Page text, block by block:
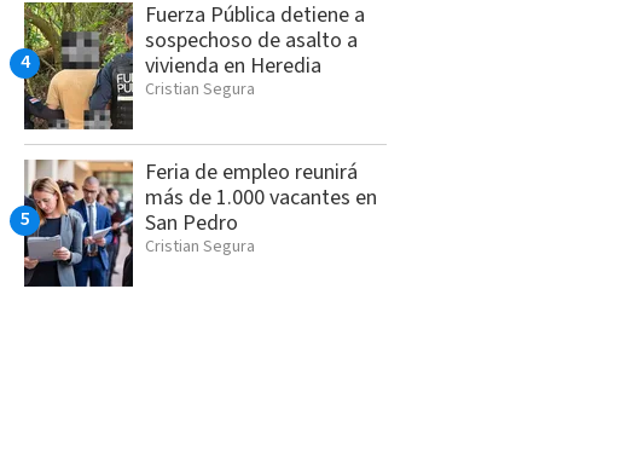
Fuerza Pública detiene a
sospechoso de asalto a
vivienda en Heredia
Cristian Segura
Feria de empleo reunirá
más de 1.000 vacantes en
San Pedro
Cristian Segura